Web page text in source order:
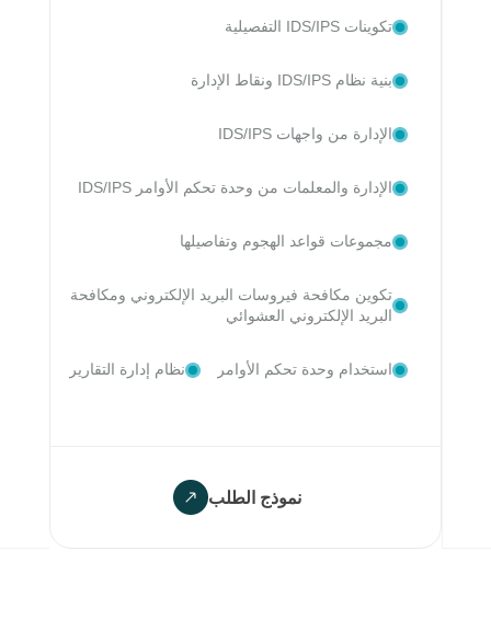
تكوينات IDS/IPS التفصيلية
بنية نظام IDS/IPS ونقاط الإدارة
الإدارة من واجهات IDS/IPS
الإدارة والمعلمات من وحدة تحكم الأوامر IDS/IPS
مجموعات قواعد الهجوم وتفاصيلها
تكوين مكافحة فيروسات البريد الإلكتروني ومكافحة
البريد الإلكتروني العشوائي
استخدام وحدة تحكم الأوامر نظام إدارة التقارير
نموذج الطلب